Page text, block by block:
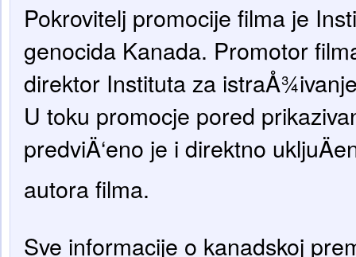
Pokrovitelj promocije filma je
genocida Kanada. Promotor
direktor Instituta za
U toku promocje pored
predviÄ‘eno je i direktno
autora filma.
Sve informacije o kanadskoj